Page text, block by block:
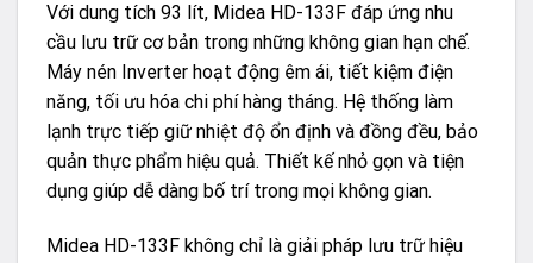
Với dung tích 93 lít, Midea HD-133F đáp ứng nhu
cầu lưu trữ cơ bản trong những không gian hạn chế.
Máy nén Inverter hoạt động êm ái, tiết kiệm điện
năng, tối ưu hóa chi phí hàng tháng. Hệ thống làm
lạnh trực tiếp giữ nhiệt độ ổn định và đồng đều, bảo
quản thực phẩm hiệu quả. Thiết kế nhỏ gọn và tiện
dụng giúp dễ dàng bố trí trong mọi không gian.
Midea HD-133F không chỉ là giải pháp lưu trữ hiệu